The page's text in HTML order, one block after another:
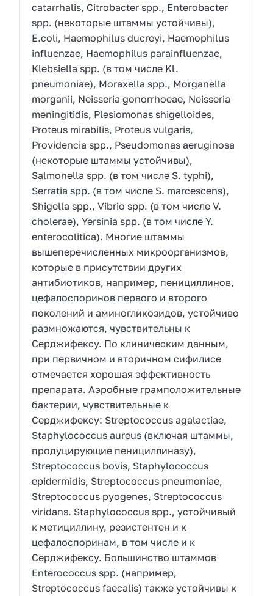
catarrhalis, Citrobacter spp., Enterobacter
spp. (некоторые штаммы устойчивы),
E.coli, Haemophilus ducreyi, Haemophilus
influenzae, Haemophilus parainfluenzae,
Klebsiella spp. (в том числе Kl.
pneumoniae), Moraxella spp., Morganella
morganii, Neisseria gonorrhoeae, Neisseria
meningitidis, Plesiomonas shigelloides,
Proteus mirabilis, Proteus vulgaris,
Providencia spp., Pseudomonas aeruginosa
(некоторые штаммы устойчивы),
Salmonella spp. (в том числе S. typhi),
Serratia spp. (в том числе S. marcescens),
Shigella spp., Vibrio spp. (в том числе V.
cholerae), Yersinia spp. (в том числе Y.
enterocolitica). Многие штаммы
вышеперечисленных микроорганизмов,
которые в присутствии других
антибиотиков, например, пенициллинов,
цефалоспоринов первого и второго
поколений и аминогликозидов, устойчиво
размножаются, чувствительны к
Серджифексу. По клиническим данным,
при первичном и вторичном сифилисе
отмечается хорошая эффективность
препарата. Аэробные грамположительные
бактерии, чувствительные к
Серджифексу: Streptococcus agalactiae,
Staphylococcus aureus (включая штаммы,
продуцирующие пенициллиназу),
Streptococcus bovis, Staphylococcus
epidermidis, Streptococcus pneumoniae,
Streptococcus pyogenes, Streptococcus
viridans. Staphylococcus spp., устойчивый
к метициллину, резистентен и к
цефалоспоринам, в том числе и к
Серджифексу. Большинство штаммов
Enterococcus spp. (например,
Streptococcus faecalis) также устойчивы к